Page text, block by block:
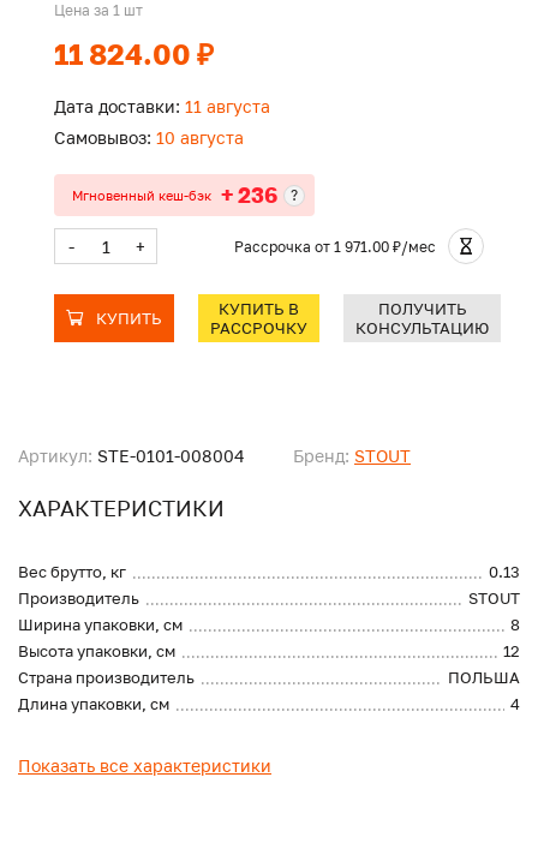
Артикул: STE-0101-008004 Бренд: STOUT
ХАРАКТЕРИСТИКИ
Вес брутто, кг
0.13
Производитель
STOUT
Ширина упаковки, см
8
Высота упаковки, см
12
Страна производитель
ПОЛЬША
Длина упаковки, см
4
Показать все характеристики
Цена за 1 шт
11 824.00 ₽
Дата доставки: 11 августа
Самовывоз: 10 августа
Мгновенный кеш-бэк + 236 ?
- + Рассрочка от 1 971.00 ₽/мес
КУПИТЬ
КУПИТЬ В
РАССРОЧКУ
ПОЛУЧИТЬ
КОНСУЛЬТАЦИЮ